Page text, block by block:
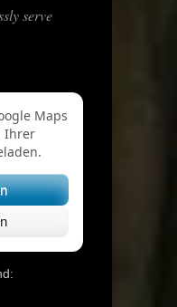
serve
Maps
Ihrer